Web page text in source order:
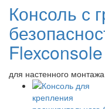
Консоль с
для настенного